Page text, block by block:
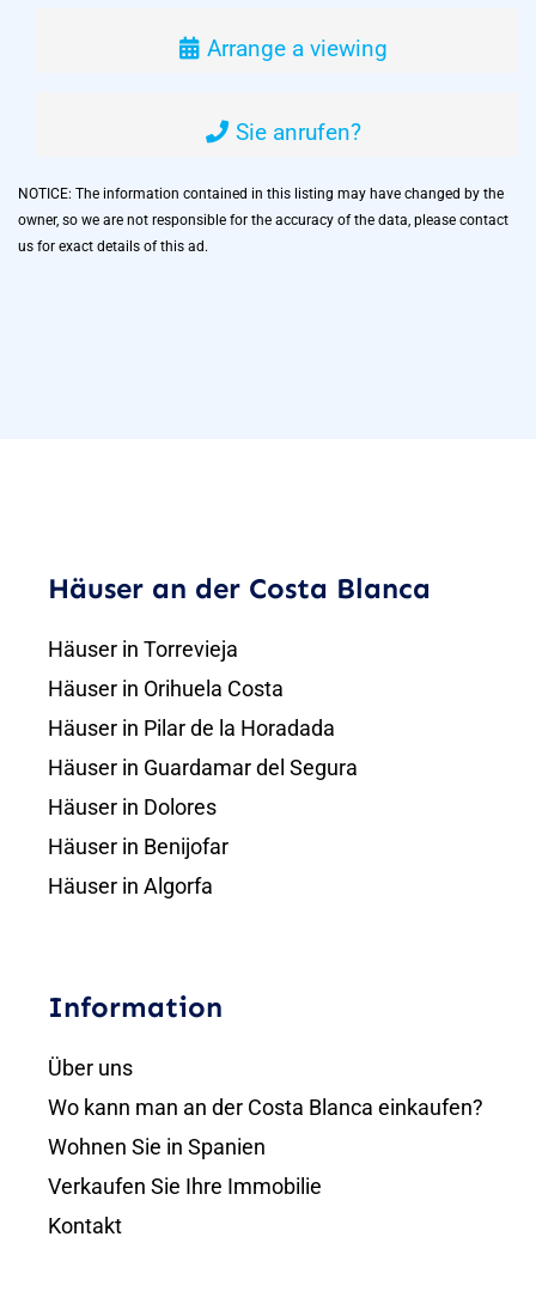
Arrange a viewing
Sie anrufen?
NOTICE: The information contained in this listing may have changed by the
owner, so we are not responsible for the accuracy of the data, please contact
us for exact details of this ad.
Häuser an der Costa Blanca
Häuser in Torrevieja
Häuser in Orihuela Costa
Häuser in Pilar de la Horadada
Häuser in Guardamar del Segura
Häuser in Dolores
Häuser in Benijofar
Häuser in Algorfa
Information
Über uns
Wo kann man an der Costa Blanca einkaufen?
Wohnen Sie in Spanien
Verkaufen Sie Ihre Immobilie
Kontakt